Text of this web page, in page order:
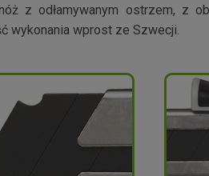
z odłamywanym ostrzem, z
wykonania wprost ze Szwecji.